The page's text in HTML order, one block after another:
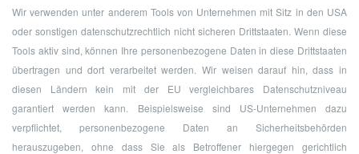
Wir verwenden unter anderem Tools von Unternehmen mit Sitz in den USA
oder sonstigen datenschutzrechtlich nicht sicheren Drittstaaten. Wenn diese
Tools aktiv sind, können Ihre personenbezogene Daten in diese Drittstaaten
übertragen und dort verarbeitet werden. Wir weisen darauf hin, dass in
diesen Ländern kein mit der EU vergleichbares Datenschutzniveau
garantiert werden kann. Beispielsweise sind US-Unternehmen dazu
verpflichtet, personenbezogene Daten an Sicherheitsbehörden
herauszugeben, ohne dass Sie als Betroffener hiergegen gerichtlich